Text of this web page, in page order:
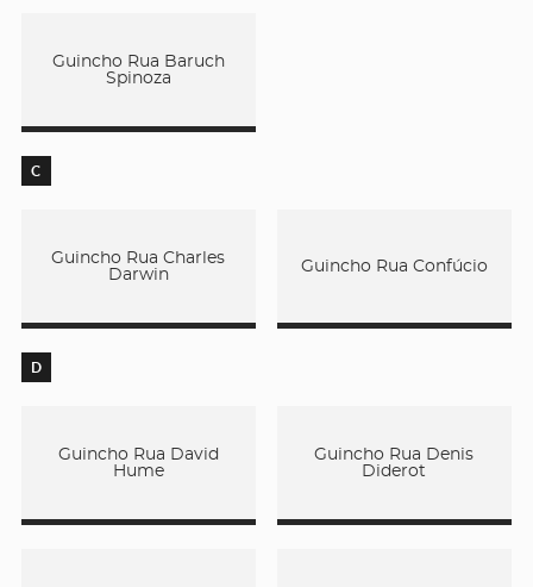
Guincho Rua Baruch
Spinoza
C
Guincho Rua Charles
Darwin
Guincho Rua Confúcio
D
Guincho Rua David
Hume
Guincho Rua Denis
Diderot